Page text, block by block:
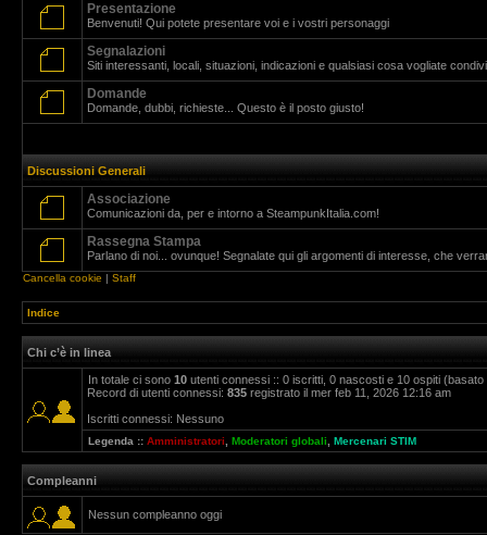
Presentazione
Benvenuti! Qui potete presentare voi e i vostri personaggi
Segnalazioni
Siti interessanti, locali, situazioni, indicazioni e qualsiasi cosa vogliate
Domande
Domande, dubbi, richieste... Questo è il posto giusto!
Discussioni Generali
Associazione
Comunicazioni da, per e intorno a SteampunkItalia.com!
Rassegna Stampa
Parlano di noi... ovunque! Segnalate qui gli argomenti di interesse, che
Cancella cookie | Staff
Indice
Chi c’è in linea
In totale ci sono 10 utenti connessi :: 0 iscritti, 0 nascosti e 10 ospiti (basato
Record di utenti connessi: 835 registrato il mer feb 11, 2026 12:16 am
Iscritti connessi: Nessuno
Legenda :: Amministratori Moderatori globali Mercenari STIM
Compleanni
Nessun compleanno oggi